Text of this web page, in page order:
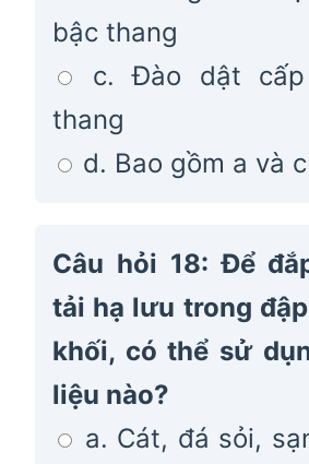
bậc thang
c. Đào dật
thang
d. Bao gồm a và c
Câu hỏi 18: Để
tải hạ lưu trong
khối, có thể sử
liệu nào?
a. Cát, đá sỏi,